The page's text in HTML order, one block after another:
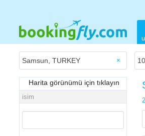
×
Harita görünümü için tıklayın
isim